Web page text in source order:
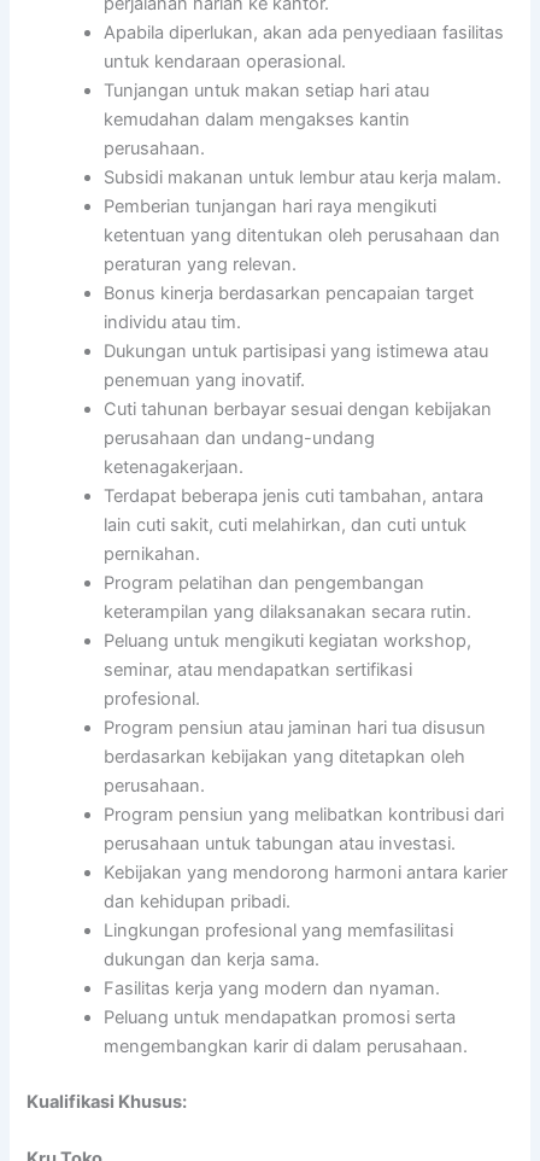
Apabila diperlukan, akan ada penyediaan fasilitas
untuk kendaraan operasional.
Tunjangan untuk makan setiap hari atau
kemudahan dalam mengakses kantin
perusahaan.
Subsidi makanan untuk lembur atau kerja malam.
Pemberian tunjangan hari raya mengikuti
ketentuan yang ditentukan oleh perusahaan dan
peraturan yang relevan.
Bonus kinerja berdasarkan pencapaian target
individu atau tim.
Dukungan untuk partisipasi yang istimewa atau
penemuan yang inovatif.
Cuti tahunan berbayar sesuai dengan kebijakan
perusahaan dan undang-undang
ketenagakerjaan.
Terdapat beberapa jenis cuti tambahan, antara
lain cuti sakit, cuti melahirkan, dan cuti untuk
pernikahan.
Program pelatihan dan pengembangan
keterampilan yang dilaksanakan secara rutin.
Peluang untuk mengikuti kegiatan workshop,
seminar, atau mendapatkan sertifikasi
profesional.
Program pensiun atau jaminan hari tua disusun
berdasarkan kebijakan yang ditetapkan oleh
perusahaan.
Program pensiun yang melibatkan kontribusi dari
perusahaan untuk tabungan atau investasi.
Kebijakan yang mendorong harmoni antara karier
dan kehidupan pribadi.
Lingkungan profesional yang memfasilitasi
dukungan dan kerja sama.
Fasilitas kerja yang modern dan nyaman.
Peluang untuk mendapatkan promosi serta
mengembangkan karir di dalam perusahaan.
Kualifikasi Khusus: